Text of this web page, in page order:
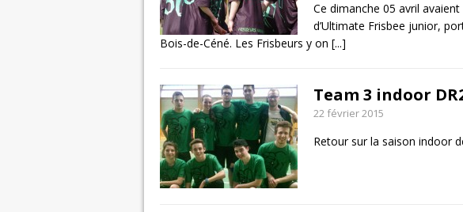
Ce dimanche 05 avril
d’Ultimate Frisbee junior,
Bois-de-Céné. Les Frisbeurs y on [...]
Team 3 indoor
22 février 2015
Retour sur la saison indoor